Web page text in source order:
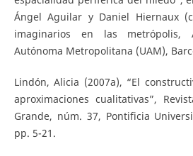
Ángel Aguilar y Daniel Hiernaux
imaginarios en las metrópolis,
Autónoma Metropolitana (UAM),
Lindón, Alicia (2007a), “El
aproximaciones cualitativas”,
Grande, núm. 37, Pontificia
pp. 5-21.